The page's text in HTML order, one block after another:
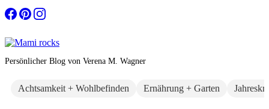
Zum
Inhalt
Persönlicher Blog von Verena M. Wagner
Achtsamkeit + Wohlbefinden Ernährung + Garten